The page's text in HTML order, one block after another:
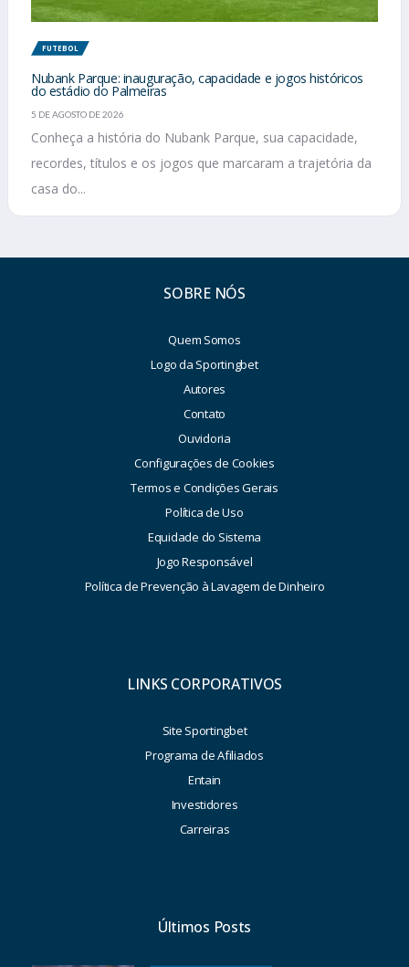
FUTEBOL
Nubank Parque: inauguração, capacidade e jogos históricos
do estádio do Palmeiras
5 DE AGOSTO DE 2026
Conheça a história do Nubank Parque, sua capacidade,
recordes, títulos e os jogos que marcaram a trajetória da
casa do...
SOBRE NÓS
Quem Somos
Logo da Sportingbet
Autores
Contato
Ouvidoria
Configurações de Cookies
Termos e Condições Gerais
Política de Uso
Equidade do Sistema
Jogo Responsável
Política de Prevenção à Lavagem de Dinheiro
LINKS CORPORATIVOS
Site Sportingbet
Programa de Afiliados
Entain
Investidores
Carreiras
Últimos Posts